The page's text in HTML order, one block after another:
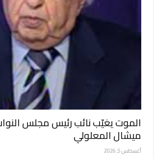
الموت يغيّب نائب رئيس مجلس
ميشال المعلولي
أغسطس 5, 2026